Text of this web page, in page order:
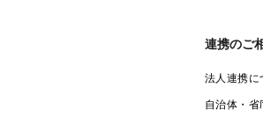
■販売期間中、25度を超える暑い日も
■タネ用の販売はしておりません。
連携のご
法人連携に
自治体・省